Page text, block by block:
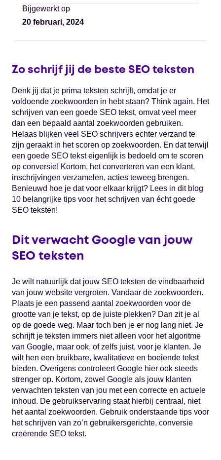
Bijgewerkt op
20 februari, 2024
Zo schrijf jij de beste SEO teksten
Denk jij dat je prima teksten schrijft, omdat je er
voldoende zoekwoorden in hebt staan? Think again. Het
schrijven van een goede SEO tekst, omvat veel meer
dan een bepaald aantal zoekwoorden gebruiken.
Helaas blijken veel SEO schrijvers echter verzand te
zijn geraakt in het scoren op zoekwoorden. En dat terwijl
een goede SEO tekst eigenlijk is bedoeld om te scoren
op conversie! Kortom, het converteren van een klant,
inschrijvingen verzamelen, acties teweeg brengen.
Benieuwd hoe je dat voor elkaar krijgt? Lees in dit blog
10 belangrijke tips voor het schrijven van écht goede
SEO teksten!
Dit verwacht Google van jouw
SEO teksten
Je wilt natuurlijk dat jouw SEO teksten de vindbaarheid
van jouw website vergroten. Vandaar de zoekwoorden.
Plaats je een passend aantal zoekwoorden voor de
grootte van je tekst, op de juiste plekken? Dan zit je al
op de goede weg. Maar toch ben je er nog lang niet. Je
schrijft je teksten immers niet alleen voor het algoritme
van Google, maar ook, of zelfs juist, voor je klanten. Je
wilt hen een bruikbare, kwalitatieve en boeiende tekst
bieden. Overigens controleert Google hier ook steeds
strenger op. Kortom, zowel Google als jouw klanten
verwachten teksten van jou met een correcte en actuele
inhoud. De gebruikservaring staat hierbij centraal, niet
het aantal zoekwoorden. Gebruik onderstaande tips voor
het schrijven van zo’n gebruikersgerichte, conversie
creërende SEO tekst.